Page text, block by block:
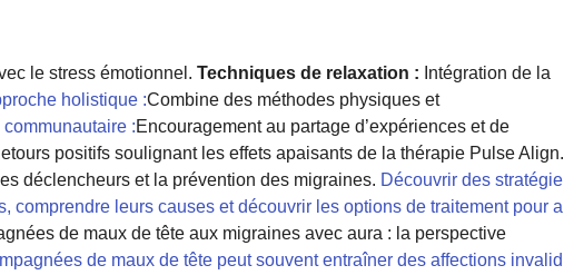
le stress émotionnel. Techniques de relaxation : Intégration de la
holistique :Combine des méthodes physiques et
:Encouragement au partage d’expériences et de
positifs soulignant les effets apaisants de la thérapie Pulse Align.
déclencheurs et la prévention des migraines. Découvrir des stratégie
comprendre leurs causes et découvrir les options de traitement pour a
de maux de tête aux migraines avec aura : la perspective
de maux de tête peut souvent entraîner des affections invalid